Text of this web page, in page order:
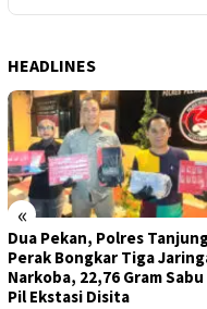
HEADLINES
«
Dua Pekan, Polres
Perak Bongkar Tiga
Narkoba, 22,76 Gram
Pil Ekstasi Disita